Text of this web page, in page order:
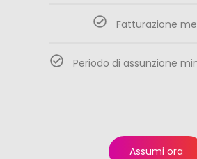
Fatturazione
Periodo di assunzione
Assumi ora